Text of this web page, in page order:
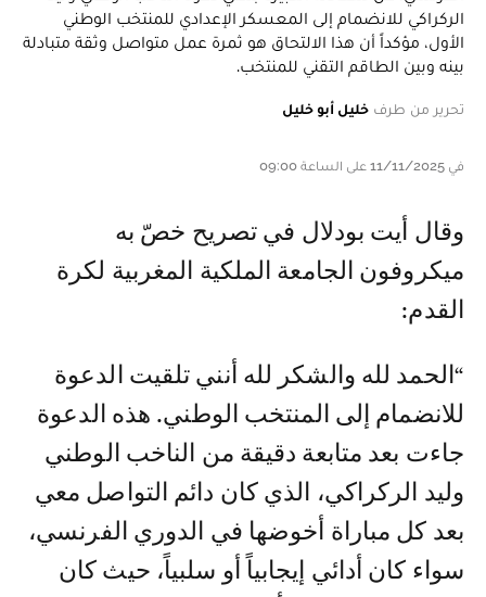
الركراكي للانضمام إلى المعسكر الإعدادي للمنتخب الوطني
الأول، مؤكداً أن هذا الالتحاق هو ثمرة عمل متواصل وثقة متبادلة
بينه وبين الطاقم التقني للمنتخب.
تحرير من طرف خليل أبو خليل
في 11/11/2025 على الساعة 09:00
وقال أيت بودلال في تصريح خصّ به
ميكروفون الجامعة الملكية المغربية لكرة
القدم:
“الحمد لله والشكر لله أنني تلقيت الدعوة
للانضمام إلى المنتخب الوطني. هذه الدعوة
جاءت بعد متابعة دقيقة من الناخب الوطني
وليد الركراكي، الذي كان دائم التواصل معي
بعد كل مباراة أخوضها في الدوري الفرنسي،
سواء كان أدائي إيجابياً أو سلبياً، حيث كان